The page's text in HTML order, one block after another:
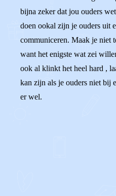
bijna zeker dat jou ouders
doen ookal zijn je ouders uit
communiceren. Maak je niet
want het enigste wat zei
ook al klinkt het heel hard ,
kan zijn als je ouders niet bij
er wel.